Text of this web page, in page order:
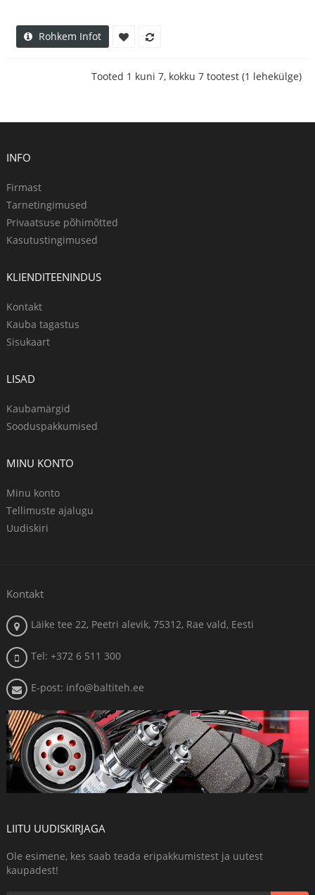
Rohkem Infot
Tooted 1 kuni 7, kokku 7 tootest (1 lehekülge)
INFO
Firmast
Tarnetingimused
Privaatsuse põhimõtted
Kasutustingimused
KLIENDITEENINDUS
Kontakt
Kauba tagastus
Sisukaart
LISAD
Kaubamärgid
Sooduspakkumised
MINU KONTO
Minu konto
Tellimuste ajalugu
Uudiskiri
Kontakt
Läike tee 22, Peetri alevik, 75312, Rae vald, Eesti
Tel: +372 6 511 300
E-post: info@baltiteh.ee
LIITU UUDISKIRJAGA
Ole esimene, kes saab teada eripakkumistest ja uutest
kaupadest!